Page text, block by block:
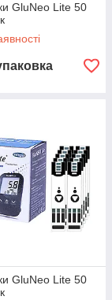
роздріб)
ви можете
але
Оплати".
вам
та акційних
GluNeo Lite 50
GluNeo Lite 50